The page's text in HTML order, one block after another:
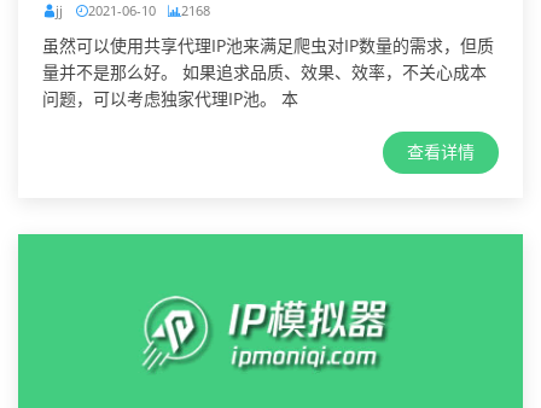
jj 2021-06-10 2168
虽然可以使用共享代理IP池来满足爬虫对IP数量的需求，但质
量并不是那么好。 如果追求品质、效果、效率，不关心成本
问题，可以考虑独家代理IP池。 本
查看详情